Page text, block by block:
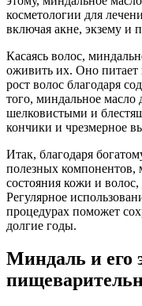
косметологии для
включая акне, экзему и
Касаясь волос,
оживить их. Оно питает
рост волос благодаря
того, миндальное масло
шелковистыми и
кончики и чрезмерное
Итак, благодаря
полезных компонентов,
состояния кожи и
Регулярное
процедурах поможет
долгие годы.
Миндаль и его